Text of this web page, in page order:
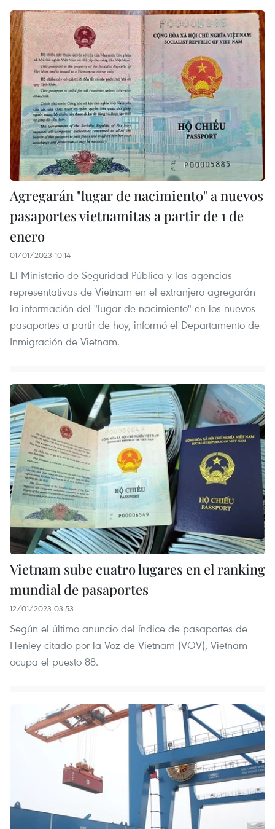
Agregarán "lugar de nacimiento" a nuevos
pasaportes vietnamitas a partir de 1 de
enero
01/01/2023 10:14
El Ministerio de Seguridad Pública y las agencias
representativas de Vietnam en el extranjero agregarán
la información del "lugar de nacimiento" en los nuevos
pasaportes a partir de hoy, informó el Departamento de
Inmigración de Vietnam.
Vietnam sube cuatro lugares en el ranking
mundial de pasaportes
12/01/2023 03:53
Según el último anuncio del índice de pasaportes de
Henley citado por la Voz de Vietnam (VOV), Vietnam
ocupa el puesto 88.